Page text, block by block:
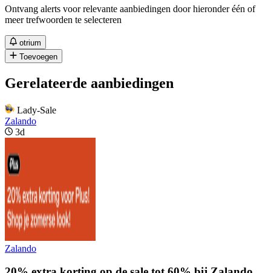
Ontvang alerts voor relevante aanbiedingen door hieronder één of
meer trefwoorden te selecteren
otrium
Toevoegen
Gerelateerde aanbiedingen
Lady-Sale
Zalando
3d
Zalando